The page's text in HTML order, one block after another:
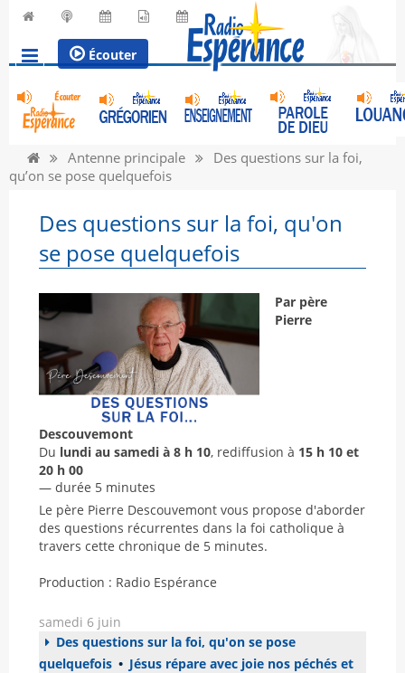
Écouter
Antenne principale
Des questions sur la foi,
qu’on se pose quelquefois
Des questions sur la foi, qu'on
se pose quelquefois
Par père
Pierre
Descouvemont
Du lundi au samedi à 8 h 10, rediffusion à 15 h 10 et
20 h 00
— durée 5 minutes
Le père Pierre Descouvemont vous propose d'aborder
des questions récurrentes dans la foi catholique à
travers cette chronique de 5 minutes.
Production : Radio Espérance
samedi 6 juin
Des questions sur la foi, qu'on se pose
quelquefois • Jésus répare avec joie nos péchés et